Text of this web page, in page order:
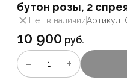
бутон розы, 2
Нет в наличииАртикул:
10 900 руб.
− 1 +